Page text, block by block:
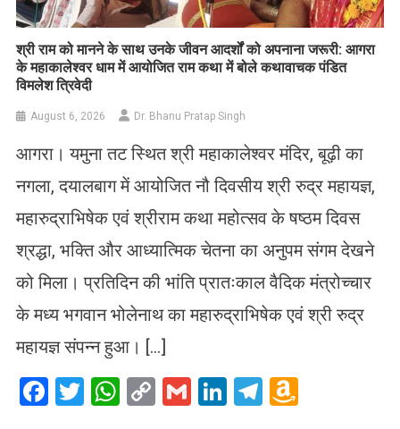
​श्री राम को मानने के साथ उनके जीवन आदर्शों को अपनाना जरूरी: आगरा
के महाकालेश्वर धाम में आयोजित राम कथा में बोले कथावाचक पंडित
विमलेश त्रिवेदी
August 6, 2026 Dr. Bhanu Pratap Singh
आगरा। यमुना तट स्थित श्री महाकालेश्वर मंदिर, बूढ़ी का
नगला, दयालबाग में आयोजित नौ दिवसीय श्री रुद्र महायज्ञ,
महारुद्राभिषेक एवं श्रीराम कथा महोत्सव के षष्ठम दिवस
श्रद्धा, भक्ति और आध्यात्मिक चेतना का अनुपम संगम देखने
को मिला। प्रतिदिन की भांति प्रातःकाल वैदिक मंत्रोच्चार
के मध्य भगवान भोलेनाथ का महारुद्राभिषेक एवं श्री रुद्र
महायज्ञ संपन्न हुआ। […]
Facebook
Twitter
WhatsApp
CopyGmailLinkedIn
Telegram